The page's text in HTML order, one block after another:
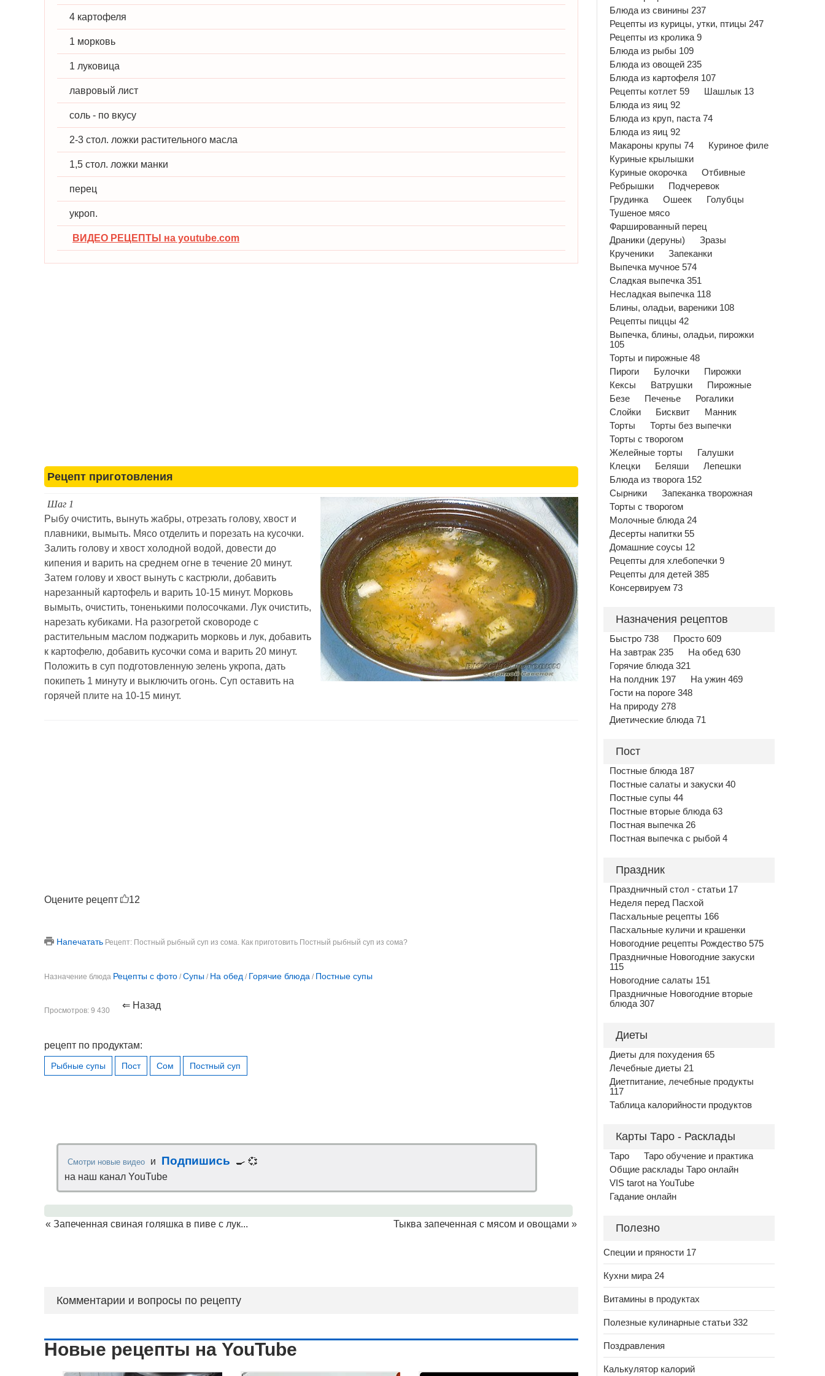
4 картофеля
1 морковь
1 луковица
лавровый лист
соль - по вкусу
2-3 стол. ложки растительного масла
1,5 стол. ложки манки
перец
укроп.
ВИДЕО РЕЦЕПТЫ на youtube.com
Рецепт приготовления
Шаг 1
Рыбу очистить, вынуть жабры, отрезать голову, хвост и
плавники, вымыть. Мясо отделить и порезать на кусочки.
Залить голову и хвост холодной водой, довести до
кипения и варить на среднем огне в течение 20 минут.
Затем голову и хвост вынуть с кастрюли, добавить
нарезанный картофель и варить 10-15 минут. Морковь
вымыть, очистить, тоненькими полосочками. Лук очистить,
нарезать кубиками. На разогретой сковороде с
растительным маслом поджарить морковь и лук, добавить
к картофелю, добавить кусочки сома и варить 20 минут.
Положить в суп подготовленную зелень укропа, дать
покипеть 1 минуту и выключить огонь. Суп оставить на
горячей плите на 10-15 минут.
Оцените рецепт 12
Напечатать Рецепт: Постный рыбный суп из сома. Как приготовить Постный рыбный суп из сома?
Назначение блюда Рецепты с фото / Супы / На обед / Горячие блюда / Постные супы
Просмотров: 9 430 ⇐ Назад
рецепт по продуктам:
Рыбные супы Пост Сом Постный суп
Смотри новые видео и Подпишись
🍳 💞
на наш канал YouTube
« Запеченная свиная голяшка в пиве с лук... Тыква запеченная с мясом и овощами »
Комментарии и вопросы по рецепту
Новые рецепты на YouTube
Блюда из свинины 237
Рецепты из курицы, утки, птицы 247
Рецепты из кролика 9
Блюда из рыбы 109
Блюда из овощей 235
Блюда из картофеля 107
Рецепты котлет 59
Шашлык 13
Блюда из яиц 92
Блюда из круп, паста 74
Блюда из яиц 92
Макароны крупы 74
Куриное филе
Куриные крылышки
Куриные окорочка
Отбивные
Ребрышки
Подчеревок
Грудинка
Ошеек
Голубцы
Тушеное мясо
Фаршированный перец
Драники (деруны)
Зразы
Крученики
Запеканки
Выпечка мучное 574
Сладкая выпечка 351
Несладкая выпечка 118
Блины, оладьи, вареники 108
Рецепты пиццы 42
Выпечка, блины, оладьи, пирожки
105
Торты и пирожные 48
Пироги
Булочки
Пирожки
Кексы
Ватрушки
Пирожные
Безе
Печенье
Рогалики
Слойки
Бисквит
Манник
Торты
Торты без выпечки
Торты с творогом
Желейные торты
Галушки
Клецки
Беляши
Лепешки
Блюда из творога 152
Сырники
Запеканка творожная
Торты с творогом
Молочные блюда 24
Десерты напитки 55
Домашние соусы 12
Рецепты для хлебопечки 9
Рецепты для детей 385
Консервируем 73
Назначения рецептов
Быстро 738
Просто 609
На завтрак 235
На обед 630
Горячие блюда 321
На полдник 197
На ужин 469
Гости на пороге 348
На природу 278
Диетические блюда 71
Пост
Постные блюда 187
Постные салаты и закуски 40
Постные супы 44
Постные вторые блюда 63
Постная выпечка 26
Постная выпечка с рыбой 4
Праздник
Праздничный стол - статьи 17
Неделя перед Пасхой
Пасхальные рецепты 166
Пасхальные куличи и крашенки
Новогодние рецепты Рождество 575
Праздничные Новогодние закуски
115
Новогодние салаты 151
Праздничные Новогодние вторые
блюда 307
Диеты
Диеты для похудения 65
Лечебные диеты 21
Диетпитание, лечебные продукты
117
Таблица калорийности продуктов
Карты Таро - Расклады
Таро
Таро обучение и практика
Общие расклады Таро онлайн
VIS tarot на YouTube
Гадание онлайн
Полезно
Специи и пряности 17
Кухни мира 24
Витамины в продуктах
Полезные кулинарные статьи 332
Поздравления
Калькулятор калорий